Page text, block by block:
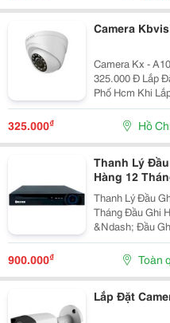
Camera
Camera Kx -
325.000 Đ Lắp Đặt Camera Kx-A1003C4 Giá Rẻ Thành
Phố Hcm Khi
Gì? - 1 Đầu Ghi
A1003C4 - 4
Camera...
325.000₫ Hồ
Thanh Lý
Hàng 12
Thanh Lý Đầu
Tháng Đầu Ghi Hình Ahd 8 Kênh, 16 Kênh Questek
&Ndash; Đầu Ghi
Vào: 8/16 Kênh Video,
900.000₫ Toàn
Lắp Đặt